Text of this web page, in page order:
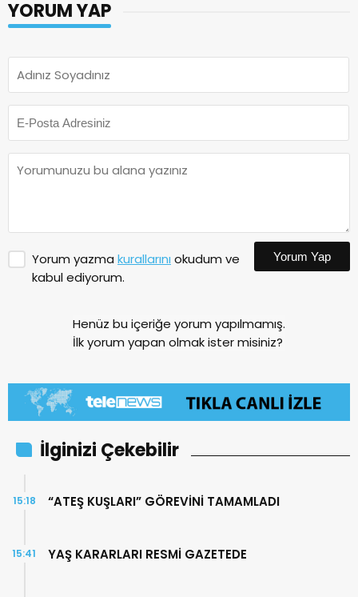
YORUM YAP
Yorum yazma kurallarını okudum ve
kabul ediyorum.
Yorum Yap
Henüz bu içeriğe yorum yapılmamış.
İlk yorum yapan olmak ister misiniz?
İlginizi Çekebilir
“ATEŞ KUŞLARI” GÖREVİNİ TAMAMLADI
15:18
YAŞ KARARLARI RESMİ GAZETEDE
15:41